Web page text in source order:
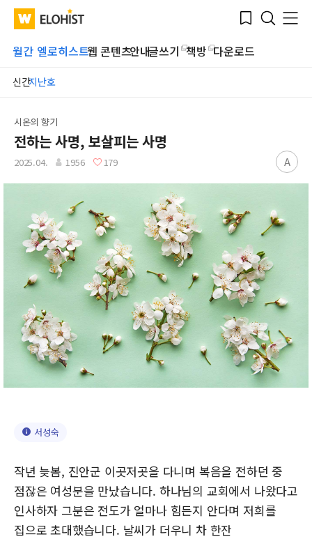
WATV Elohist-
Home
Bookmark
Search
Menu
월간 엘로히스트웹 콘텐츠안내글쓰기 책방 다운로드
신간지난호
Submit
시온의 향기
전하는 사명, 보살피는 사명
2025.04. 1956 179 A
서성숙
작년 늦봄, 진안군 이곳저곳을 다니며 복음을 전하던 중
점잖은 여성분을 만났습니다. 하나님의 교회에서 나왔다고
인사하자 그분은 전도가 얼마나 힘든지 안다며 저희를
집으로 초대했습니다. 날씨가 더우니 차 한잔